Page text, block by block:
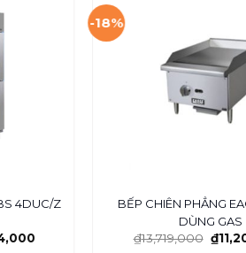
4DUC/Z
-18%
BẾP CHIÊN PHẲNG
DÙNG GAS
₫13,719,000 ₫